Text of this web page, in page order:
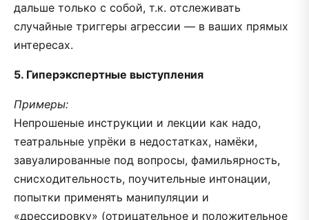
дальше только с собой, т.к. отслеживать
случайные триггеры агрессии — в ваших прямых
интересах.
5. Гиперэкспертные выступления
Примеры:
Непрошеные инструкции и лекции как надо,
театральные упрёки в недостатках, намёки,
завуалированные под вопросы, фамильярность,
снисходительность, поучительные интонации,
попытки применять манипуляции и
«дрессировку» (отрицательное и положительное